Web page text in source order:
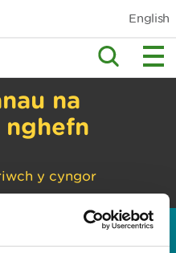
English
na
y cyngor
Pynciau
morol >Gwybodaeth i